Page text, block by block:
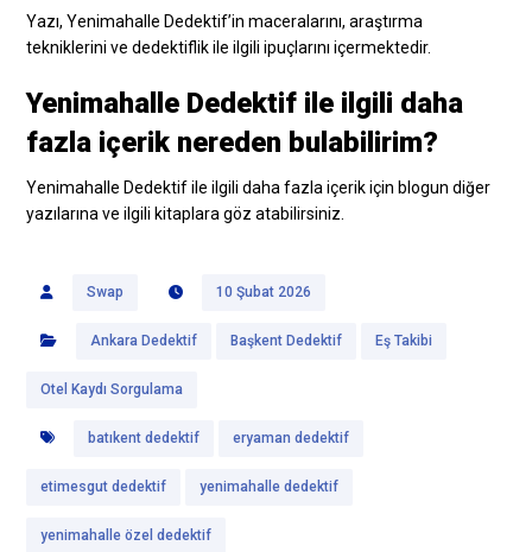
Yazı, Yenimahalle Dedektif’in maceralarını, araştırma
tekniklerini ve dedektiflik ile ilgili ipuçlarını içermektedir.
Yenimahalle Dedektif ile ilgili daha
fazla içerik nereden bulabilirim?
Yenimahalle Dedektif ile ilgili daha fazla içerik için blogun diğer
yazılarına ve ilgili kitaplara göz atabilirsiniz.
Swap 10 Şubat 2026
Ankara Dedektif Başkent Dedektif Eş Takibi
Otel Kaydı Sorgulama
batıkent dedektif eryaman dedektif
etimesgut dedektif yenimahalle dedektif
yenimahalle özel dedektif